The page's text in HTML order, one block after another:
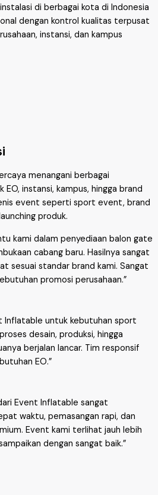
di berbagai kota di Indonesia
dengan kontrol kualitas terpusat
instansi, dan kampus
menangani berbagai
instansi, kampus, hingga brand
event seperti sport event, brand
produk.
kami dalam penyediaan balon gate
cabang baru. Hasilnya sangat
sesuai standar brand kami. Sangat
promosi perusahaan.”
Inflatable untuk kebutuhan sport
desain, produksi, hingga
berjalan lancar. Tim responsif
EO.”
Event Inflatable sangat
waktu, pemasangan rapi, dan
Event kami terlihat jauh lebih
dengan sangat baik.”